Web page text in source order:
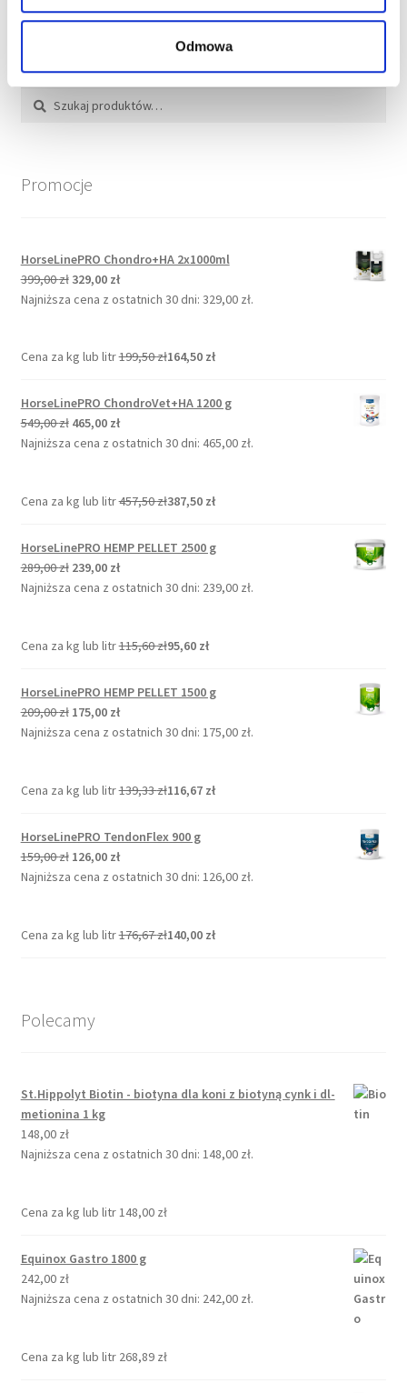
Odmowa
Szukaj:
Szukaj
Promocje
HorseLinePRO Chondro+HA 2x1000ml
399,00zł Pierwotna
cena
329,00 złAktualna
cena
Najniższa cena z ostatnich 30 dni: 329,00 zł.
Cena za kg lub litr199,50zł164,50 zł
HorseLinePRO ChondroVet+HA 1200 g
549,00zł Pierwotna
cena
465,00 złAktualna
cena
Najniższa cena z ostatnich 30 dni: 465,00 zł.
Cena za kg lub litr457,50zł387,50 zł
HorseLinePRO HEMP PELLET 2500 g
289,00zł Pierwotna
cena
239,00 złAktualna
cena
Najniższa cena z ostatnich 30 dni: 239,00 zł.
Cena za kg lub litr115,60zł95,60 zł
HorseLinePRO HEMP PELLET 1500 g
209,00zł Pierwotna
cena
175,00 złAktualna
cena
Najniższa cena z ostatnich 30 dni: 175,00 zł.
Cena za kg lub litr139,33zł116,67 zł
HorseLinePRO TendonFlex 900 g
159,00zł Pierwotna
cena
126,00 złAktualna
cena
Najniższa cena z ostatnich 30 dni: 126,00 zł.
Cena za kg lub litr176,67zł140,00 zł
Polecamy
St.Hippolyt Biotin - biotyna dla koni z biotyną cynk i dl-
metionina 1 kg
148,00 zł
Najniższa cena z ostatnich 30 dni: 148,00 zł.
Cena za kg lub litr148,00 zł
Equinox Gastro 1800 g
242,00 zł
Najniższa cena z ostatnich 30 dni: 242,00 zł.
Cena za kg lub litr 268,89 zł